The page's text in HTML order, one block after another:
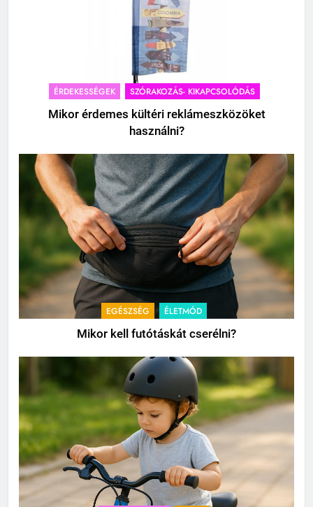
ÉRDEKESSÉGEK SZÓRAKOZÁS- KIKAPCSOLÓDÁS
Mikor érdemes kültéri reklámeszközöket
használni?
EGÉSZSÉG ÉLETMÓD
Mikor kell futótáskát cserélni?